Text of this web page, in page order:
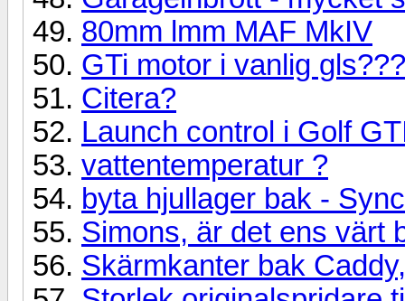
80mm lmm MAF MkIV
GTi motor i vanlig gls???
Citera?
Launch control i Golf
vattentemperatur ?
byta hjullager bak -
Simons, är det ens värt
Skärmkanter bak